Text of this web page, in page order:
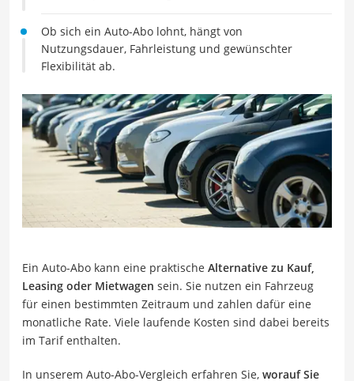
Ob sich ein Auto-Abo lohnt, hängt von
Nutzungsdauer, Fahrleistung und gewünschter
Flexibilität ab.
Ein Auto-Abo kann eine praktische Alternative zu Kauf,
Leasing oder Mietwagen sein. Sie nutzen ein Fahrzeug
für einen bestimmten Zeitraum und zahlen dafür eine
monatliche Rate. Viele laufende Kosten sind dabei bereits
im Tarif enthalten.
In unserem Auto-Abo-Vergleich erfahren Sie, worauf Sie